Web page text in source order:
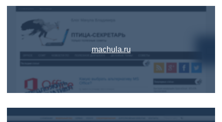
machula.ru